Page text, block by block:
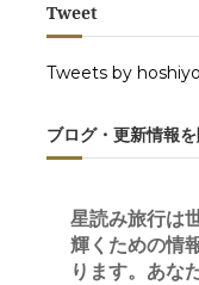
Tweet
Tweets by
ブログ・更新情報
星読み旅行は
輝くための情
ります。あな